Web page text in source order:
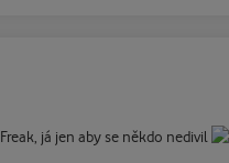
já jen aby se někdo nedivil